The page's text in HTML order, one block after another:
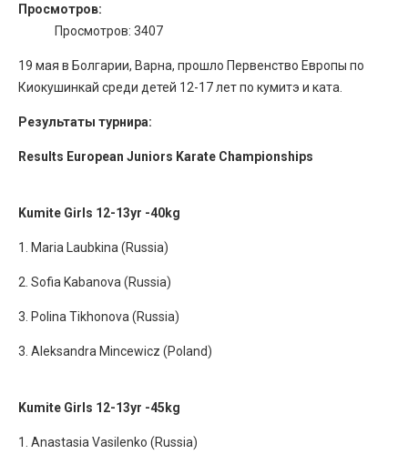
Просмотров:
Просмотров: 3407
19 мая в Болгарии, Варна, прошло Первенство Европы по
Киокушинкай среди детей 12-17 лет по кумитэ и ката.
Результаты турнира:
Results European Juniors Karate Championships
Kumite Girls 12-13yr -40kg
1. Maria Laubkina (Russia)
2. Sofia Kabanova (Russia)
3. Polina Tikhonova (Russia)
3. Aleksandra Mincewicz (Poland)
Kumite Girls 12-13yr -45kg
1. Anastasia Vasilenko (Russia)